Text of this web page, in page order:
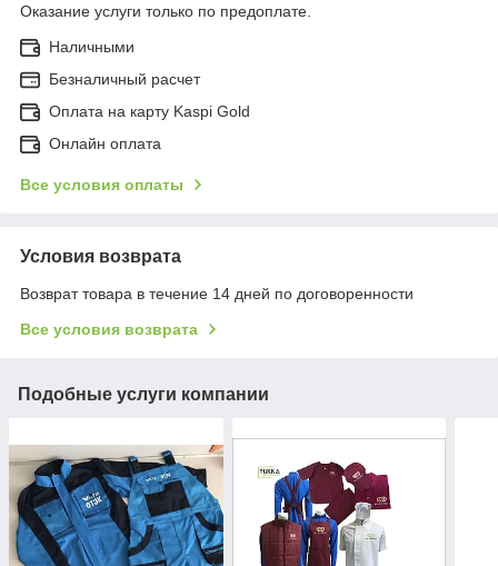
Оказание услуги только по предоплате.
Наличными
Безналичный расчет
Оплата на карту Kaspi Gold
Онлайн оплата
Все условия оплаты
Условия возврата
Возврат товара в течение 14 дней по договоренности
Все условия возврата
Подобные услуги компании